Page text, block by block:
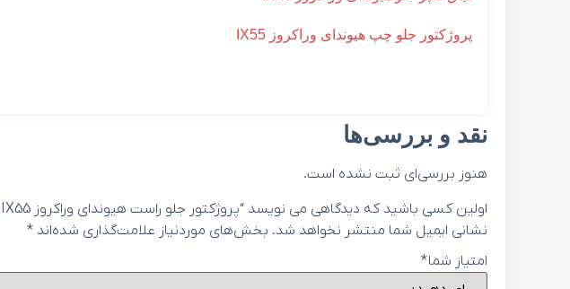
پروژکتور جلو چپ هیوندای وراکروز IX55
نقد و بررسی‌ها
هنوز بررسی‌ای ثبت نشده است.
اولین کسی باشید که دیدگاهی می نویسد “پروژکتور جلو راست هیوندای وراکروز IX55 کد 922023J000”
نشانی ایمیل شما منتشر نخواهد شد. بخش‌های موردنیاز علامت‌گذاری شده‌اند *
امتیاز شما*